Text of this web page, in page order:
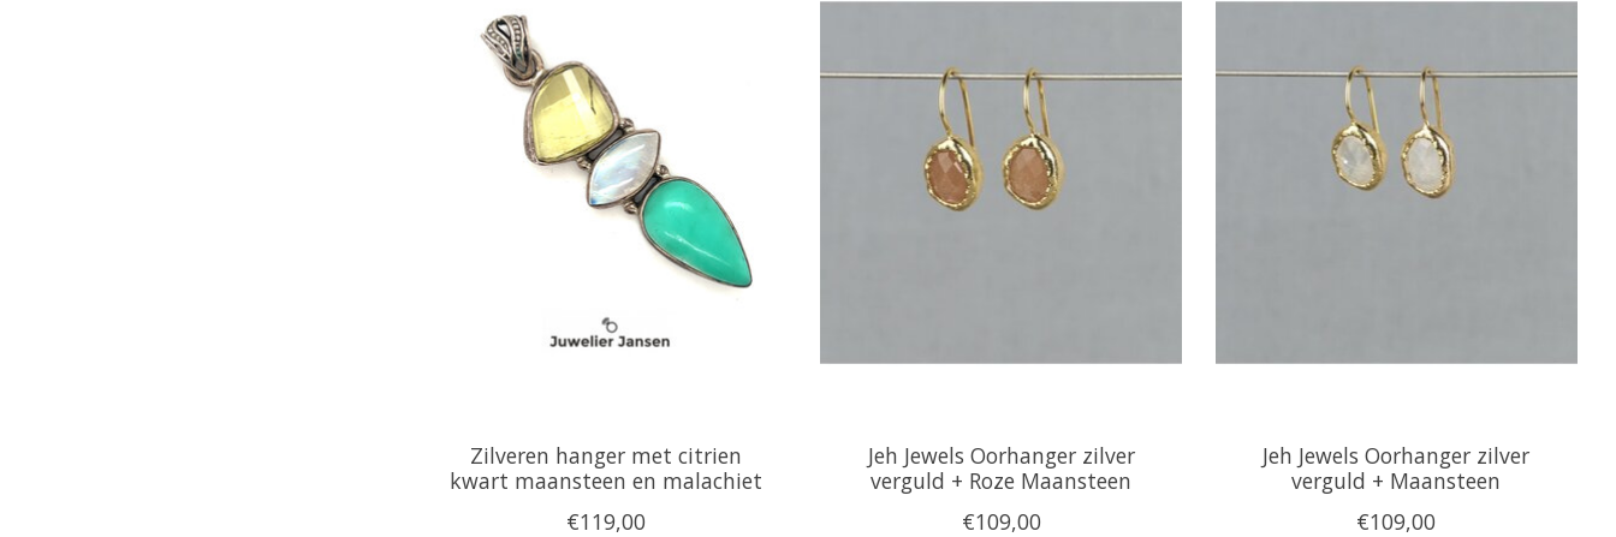
Zilveren hanger met citrien
kwart maansteen en malachiet
€119,00
Jeh Jewels Oorhanger zilver
verguld + Roze Maansteen
€109,00
Jeh Jewels Oorhanger zilver
verguld + Maansteen
€109,00